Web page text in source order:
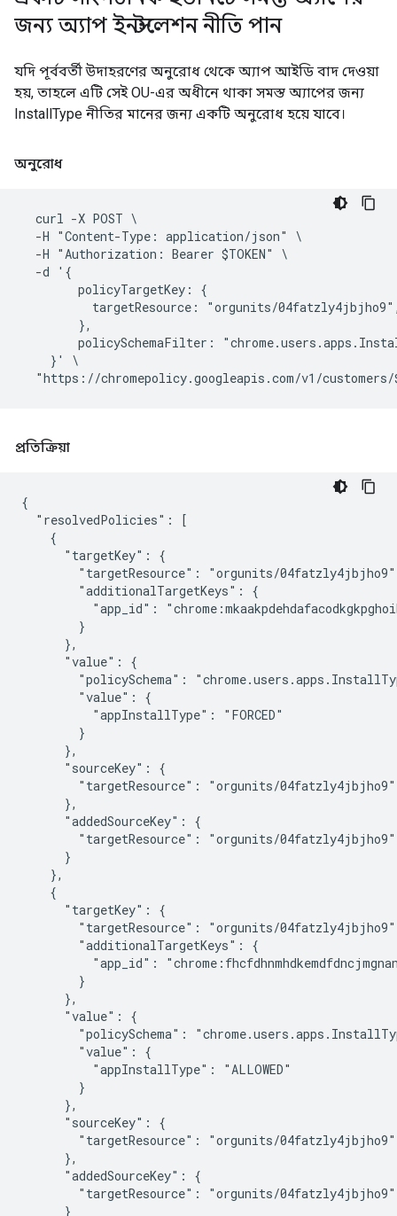
জন্য অ্যাপ ইনস্টলেশন নীতি পান
যদি পূর্ববর্তী উদাহরণের অনুরোধ থেকে অ্যাপ আইডি বাদ দেওয়া
হয়, তাহলে এটি সেই OU-এর অধীনে থাকা সমস্ত অ্যাপের জন্য
InstallType নীতির মানের জন্য একটি অনুরোধ হয়ে যাবে।
অনুরোধ
  curl -X POST \
  -H "Content-Type: application/json" \
  -H "Authorization: Bearer $TOKEN" \
  -d '{
        policyTargetKey: {
targetResource: "orgunits/
        },
policySchemaFilter:
    }' \
প্রতিক্রিয়া
{
  "resolvedPolicies": [
    {
      "targetKey": {
"targetResource": "orgunits/
        "additionalTargetKeys": {
"app_id":
        }
      },
      "value": {
"policySchema":
        "value": {
          "appInstallType": "FORCED"
        }
      },
      "sourceKey": {
        "targetResource": "orgunits/04fatzly4jbjho9"
      },
      "addedSourceKey": {
        "targetResource": "orgunits/04fatzly4jbjho9"
      }
    },
    {
      "targetKey": {
"targetResource": "orgunits/
        "additionalTargetKeys": {
"app_id":
        }
      },
      "value": {
"policySchema":
        "value": {
          "appInstallType": "ALLOWED"
        }
      },
      "sourceKey": {
        "targetResource": "orgunits/04fatzly4jbjho9"
      },
      "addedSourceKey": {
        "targetResource": "orgunits/04fatzly4jbjho9"
      }